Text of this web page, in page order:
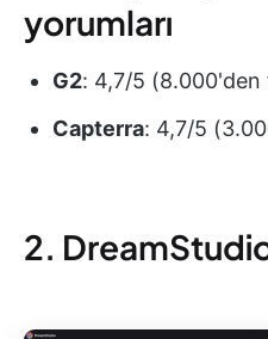
yorumları
G2: 4,7/5 (8.000'den
Capterra: 4,7/5
2.